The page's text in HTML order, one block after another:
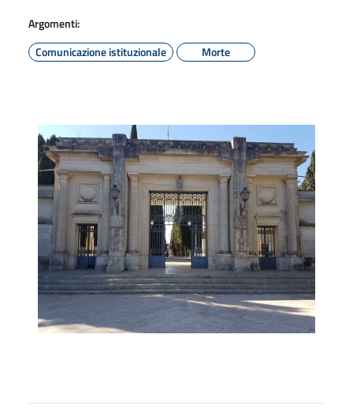
Argomenti:
Comunicazione istituzionale
Morte